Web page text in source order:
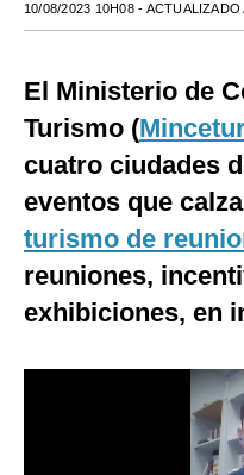
Mundo
España
Internacional
Tecnología
Club del Suscriptor
10/08/2023 10H08- ACTUALIZADO
El Ministerio de
Turismo (
cuatro ciudades
eventos que
turismo de
reuniones,
exhibiciones, en